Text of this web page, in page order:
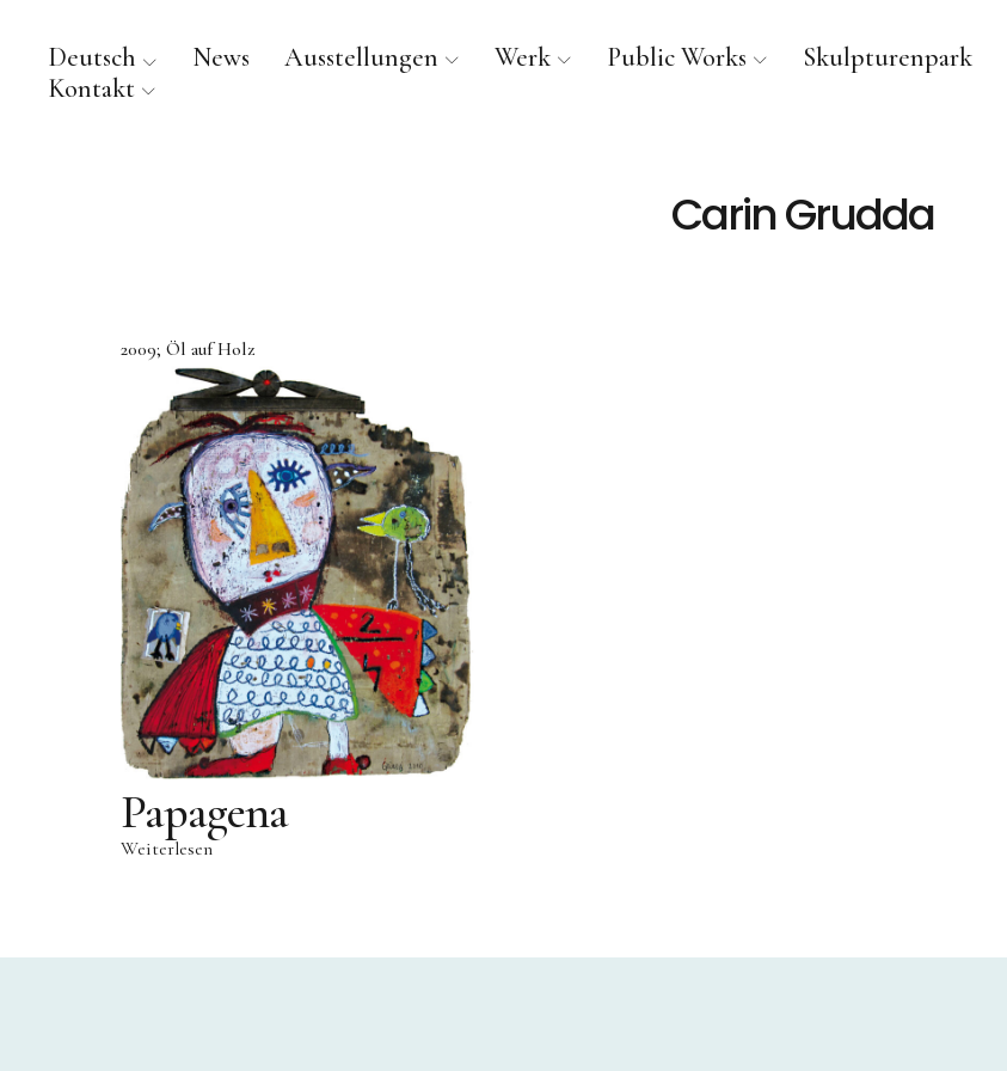
Deutsch News Ausstellungen Werk Public Works Skulpturenpark
Kontakt
Carin Grudda
2009; Öl auf Holz
Papagena
Weiterlesen